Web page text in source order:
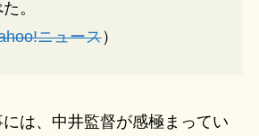
。
ニュース）
は、中井監督が感極まってい